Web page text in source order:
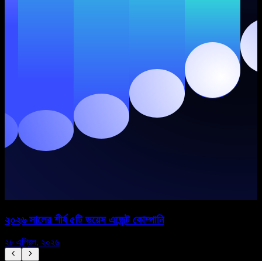
২০২৬ সালের শীর্ষ ৫টি ভয়েস এজেন্ট কোম্পানি
২৮ এপ্রিল, ২০২৬